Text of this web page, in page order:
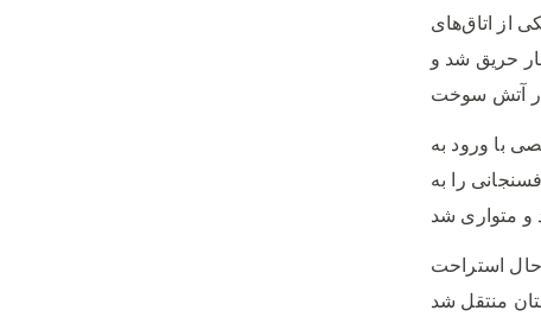
و نوشته است: «در ساعت ۲:۳۰ بامداد دوشنبه مورخ ۳۰ خرداد ۱۳۹۰ يکی از اتاق‌های
حريق شد و
با ورود به
را به
استراحت